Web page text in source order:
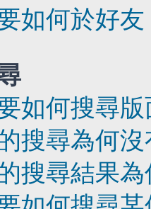
如何於好
如何搜尋版
搜尋為何沒
搜尋結果